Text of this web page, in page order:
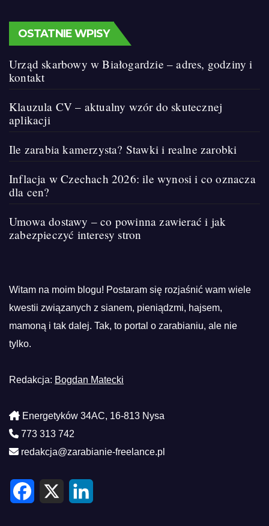
OSTATNIE WPISY
Urząd skarbowy w Białogardzie – adres, godziny i
kontakt
Klauzula CV – aktualny wzór do skutecznej
aplikacji
Ile zarabia kamerzysta? Stawki i realne zarobki
Inflacja w Czechach 2026: ile wynosi i co oznacza
dla cen?
Umowa dostawy – co powinna zawierać i jak
zabezpieczyć interesy stron
Witam na moim blogu! Postaram się rozjaśnić wam wiele
kwestii związanych z sianem, pieniądzmi, hajsem,
mamoną i tak dalej. Tak, to portal o zarabianiu, ale nie
tylko.
Redakcja: Bogdan Matecki
Energetyków 34AC, 16-813 Nysa
773 313 742
redakcja@zarabianie-freelance.pl
F
X